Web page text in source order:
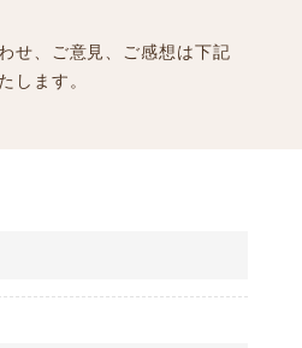
せ、ご意見、ご感想は下記
します。